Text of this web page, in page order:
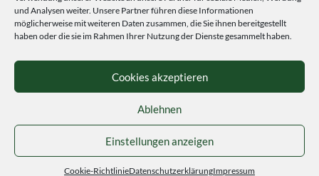
und Analysen weiter. Unsere Partner führen diese Informationen
möglicherweise mit weiteren Daten zusammen, die Sie ihnen bereitgestellt
haben oder die sie im Rahmen Ihrer Nutzung der Dienste gesammelt haben.
Cookies akzeptieren
Ablehnen
Einstellungen anzeigen
Cookie-RichtlinieDatenschutzerklärungImpressum
© 2020 Staudengärtnerei Peters. All Rights Reserved.